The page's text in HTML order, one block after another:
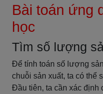
Bài toán ứng
học
Tìm số lượng
Để tính toán số lượng
chuỗi sản xuất, ta có thể
Đầu tiên, ta cần xác định